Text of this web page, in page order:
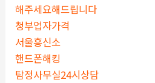
해주세요해드립니다
청부업자가격
서울흥신소
핸드폰해킹
탐정사무실24시상담